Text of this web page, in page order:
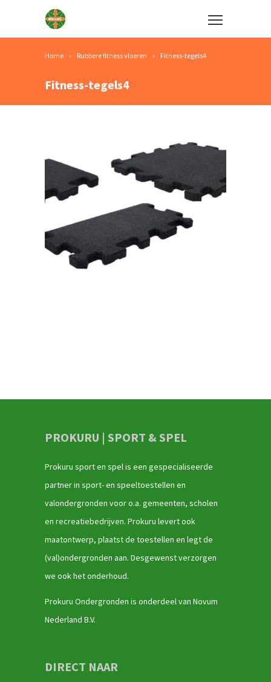
Home Rubbere fitness vloeren Fitness-tegels4
Fitness-tegels4
PROKURU | SPORT & SPEL
Prokuru sport en spel is een gespecialiseerde
partner in sport- en speeltoestellen en
valondergronden voor o.a. gemeenten, scholen
en recreatiebedrijven. Prokuru levert ook
maatontwerp, plaatst de toestellen en legt de
(val)ondergronden aan. Desgewenst verzorgen
we ook het onderhoud.
Prokuru Ondergronden is onderdeel van Novum
Nederland B.V.
DIRECT NAAR